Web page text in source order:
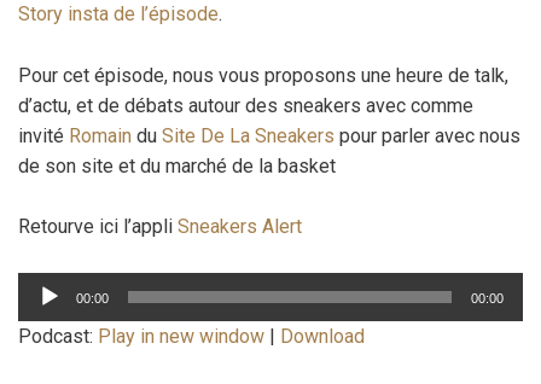
Story insta de l’épisode.
Pour cet épisode, nous vous proposons une heure de talk,
d’actu, et de débats autour des sneakers avec comme
invité Romain du Site De La Sneakers pour parler avec nous
de son site et du marché de la basket
Retourve ici l’appli Sneakers Alert
Lecteur
audio
00:00 00:00
Podcast: Play in new window | Download